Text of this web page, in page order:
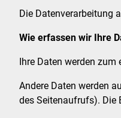
Die Datenverarbeitung
Wie erfassen wir Ihre
Ihre Daten werden
Andere Daten werden
des Seitenaufrufs). Die